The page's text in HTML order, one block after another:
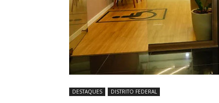
DESTAQUES DISTRITO FEDERAL